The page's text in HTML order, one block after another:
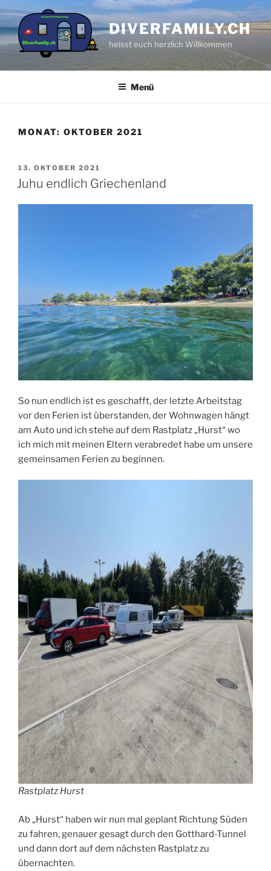
Zum
Inhalt
springen
DIVERFAMILY.CH
heisst euch herzlich Willkommen
Menü
MONAT: OKTOBER 2021
VERÖFFENTLICHT
AM
13. OKTOBER 2021
Juhu endlich Griechenland
So nun endlich ist es geschafft, der letzte Arbeitstag
vor den Ferien ist überstanden, der Wohnwagen hängt
am Auto und ich stehe auf dem Rastplatz „Hurst“ wo
ich mich mit meinen Eltern verabredet habe um unsere
gemeinsamen Ferien zu beginnen.
Rastplatz Hurst
Ab „Hurst“ haben wir nun mal geplant Richtung Süden
zu fahren, genauer gesagt durch den Gotthard-Tunnel
und dann dort auf dem nächsten Rastplatz zu
übernachten.